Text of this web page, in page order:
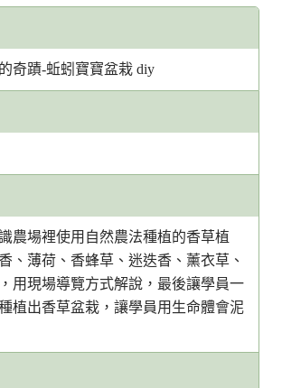
奇蹟-蚯蚓寶寶盆栽 diy
農場裡使用自然農法種植的香草植
、薄荷、香蜂草、迷迭香、薰衣草、
用現場導覽方式解說，最後讓學員一
植出香草盆栽，讓學員用生命體會泥